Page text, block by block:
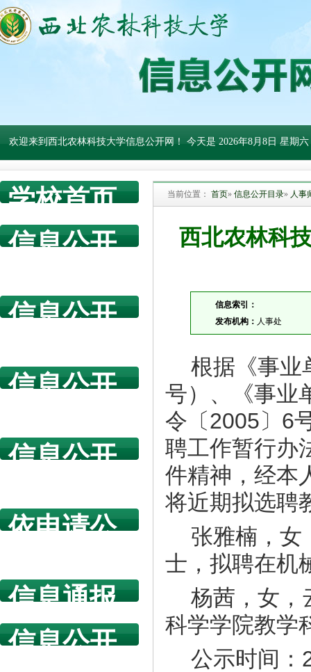
欢迎来到西北农林科技大学信息公开网！ 今天是 2026年8月8日 星期六
学校首页
信息公开
信息公开
信息公开
信息公开
依申请公
信息通报
信息公开
当前位置： 首页» 信息公开目录» 人事
西北农林科
信息索引：
发布机构： 人事处
根据《事业
号）、《事业
令〔2005〕6
聘工作暂行办
件精神，经本
将近期拟选聘
张雅楠，女
士，拟聘在机
杨茜，女，
科学学院教学
公示时间：